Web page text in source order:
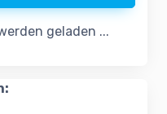
geladen ...